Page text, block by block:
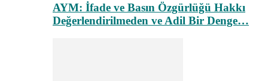
AYM: İfade ve Basın Özgürlüğü Hakkı
Değerlendirilmeden ve Adil Bir Denge…